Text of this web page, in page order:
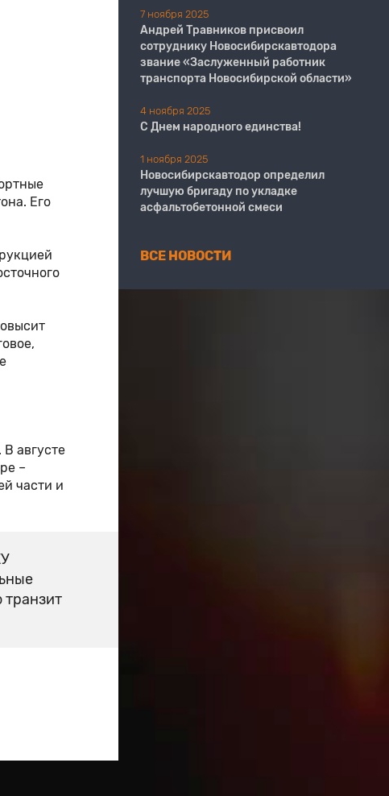
Его
августе
–
части и
транзит
7 ноября 2025
Андрей Травников присвоил
сотруднику Новосибирскавтодора
звание «Заслуженный работник
транспорта Новосибирской области»
4 ноября 2025
С Днем народного единства!
1 ноября 2025
Новосибирскавтодор определил
лучшую бригаду по укладке
асфальтобетонной смеси
ВСЕ НОВОСТИ